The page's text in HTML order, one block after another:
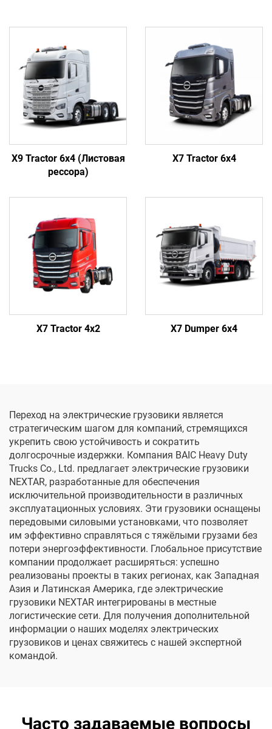
X9 Tractor 6x4 (Листовая
рессора)
X7 Tractor 6x4
X7 Tractor 4x2 X7 Dumper 6x4
Переход на электрические грузовики является
стратегическим шагом для компаний, стремящихся
укрепить свою устойчивость и сократить
долгосрочные издержки. Компания BAIC Heavy Duty
Trucks Co., Ltd. предлагает электрические грузовики
NEXTAR, разработанные для обеспечения
исключительной производительности в различных
эксплуатационных условиях. Эти грузовики оснащены
передовыми силовыми установками, что позволяет
им эффективно справляться с тяжёлыми грузами без
потери энергоэффективности. Глобальное присутствие
компании продолжает расширяться: успешно
реализованы проекты в таких регионах, как Западная
Азия и Латинская Америка, где электрические
грузовики NEXTAR интегрированы в местные
логистические сети. Для получения дополнительной
информации о наших моделях электрических
грузовиков и ценах свяжитесь с нашей экспертной
командой.
Часто задаваемые вопросы